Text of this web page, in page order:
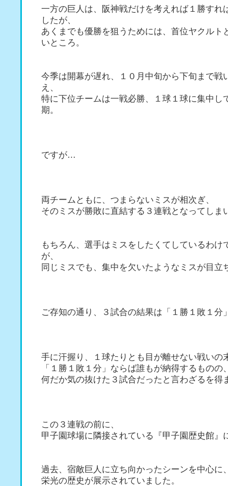
一方の巨人は、阪神戦だけを考えれば１勝すれ
したが、
あくまでも優勝を狙うためには、首位ヤクルト
いところ。
今季は開幕が遅れ、１０月中旬から下旬まで戦
え、
特に下位チームは一戦必勝、１球１球に集中し
期。
ですが…
両チームともに、つまらないミスが相次ぎ、
そのミスが勝敗に直結する３連戦となってしま
もちろん、選手はミスをしたくてしているわけ
が、
同じミスでも、集中を欠いたようなミスが目立
ご存知の通り、３試合の結果は「１勝１敗１分
手に汗握り、１球たりとも目が離せない戦いの
「１勝１敗１分」ならば誰もが納得するものの
何だか気の抜けた３試合だったと言わざるを
この３連戦の前に、
甲子園球場に隣接されている『甲子園歴史館』
過去、宿敵巨人に立ち向かったシーンを中心に
栄光の歴史が展示されていました。